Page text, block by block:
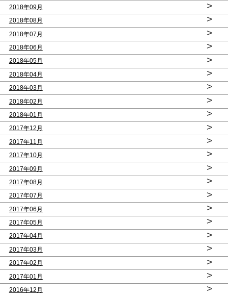
2018年09月 >
2018年08月 >
2018年07月 >
2018年06月 >
2018年05月 >
2018年04月 >
2018年03月 >
2018年02月 >
2018年01月 >
2017年12月 >
2017年11月 >
2017年10月 >
2017年09月 >
2017年08月 >
2017年07月 >
2017年06月 >
2017年05月 >
2017年04月 >
2017年03月 >
2017年02月 >
2017年01月 >
2016年12月 >